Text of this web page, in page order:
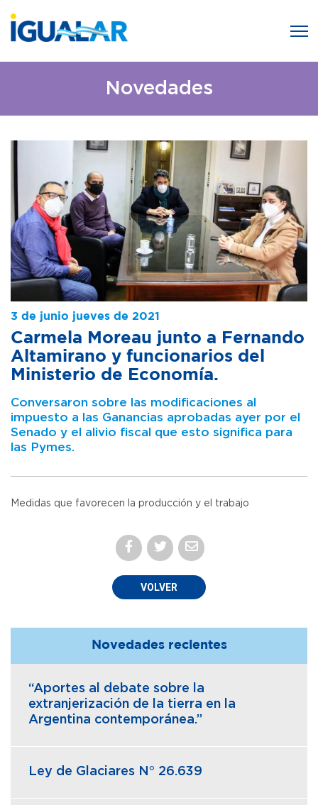
Novedades
3 de junio jueves de 2021
Carmela Moreau junto a Fernando
Altamirano y funcionarios del
Ministerio de Economía.
Conversaron sobre las modificaciones al
impuesto a las Ganancias aprobadas ayer por el
Senado y el alivio fiscal que esto significa para
las Pymes.
Medidas que favorecen la producción y el trabajo
VOLVER
Novedades recientes
“Aportes al debate sobre la
extranjerización de la tierra en la
Argentina contemporánea.”
Ley de Glaciares N° 26.639